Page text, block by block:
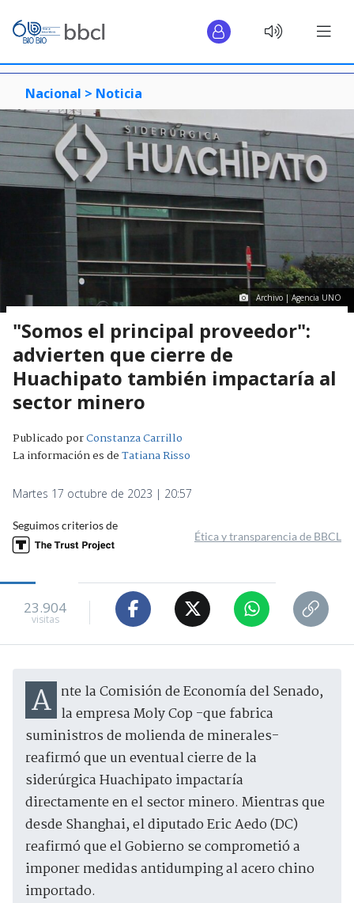
Nacional > Noticia
Archivo | Agencia UNO
"Somos el principal proveedor":
advierten que cierre de
Huachipato también impactaría al
sector minero
Publicado porConstanza Carrillo
La información es deTatiana Risso
Martes 17 octubre de 2023 | 20:57
Seguimos criterios de
Ética y transparencia de BBCL
23.904
visitas
Ante la Comisión de Economía del Senado, la empresa Moly Cop -que fabrica
suministros de molienda de minerales-
reafirmó que un eventual cierre de la
siderúrgica Huachipato impactaría
directamente en el sector minero. Mientras que
desde Shanghai, el diputado Eric Aedo (DC)
reafirmó que el Gobierno se comprometió a
imponer medidas antidumping al acero chino
importado.